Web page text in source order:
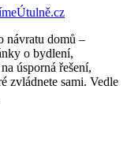
návratu domů –
o bydlení,
úsporná řešení,
zvládnete sami. Vedle